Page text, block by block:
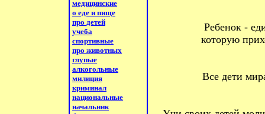
медицинские
о еде и пище
про детей
учеба
спортивные
про животных
глупые
алкогольные
милиция
криминал
национальные
начальник
Ребенок -
которую
Все дети